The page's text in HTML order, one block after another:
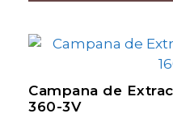
Campana de
360-3V